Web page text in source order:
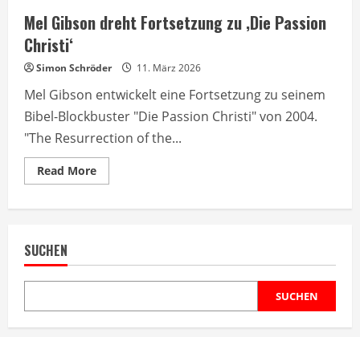
Mel Gibson dreht Fortsetzung zu ‚Die Passion
Christi‘
Simon Schröder 11. März 2026
Mel Gibson entwickelt eine Fortsetzung zu seinem
Bibel-Blockbuster "Die Passion Christi" von 2004.
"The Resurrection of the...
Read MoreRead
more
Passion
Christi‘
SUCHEN
SUCHEN